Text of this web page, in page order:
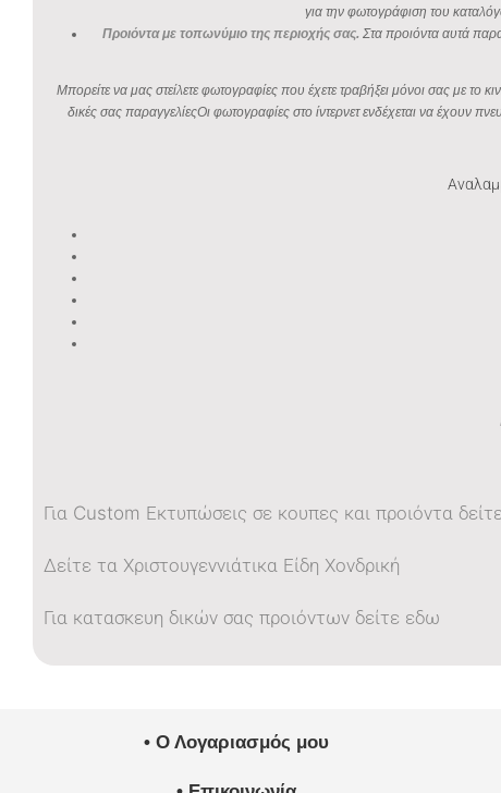
για την φωτογράφιση του
Προιόντα με τοπωνύμιο της περιοχής σας. Στα προιόντα αυτά
Μπορείτε να μας στείλετε φωτογραφίες που έχετε τραβήξει μόνοι σας με
δικές σας παραγγελίεςΟι φωτογραφίες στο ίντερνετ ενδέχεται να έχουν
Για Custom Εκτυπώσεις σε κουπες και προιόντα
Δείτε τα Χριστουγεννιάτικα Είδη Χονδρική
Για κατασκευη δικών σας προιόντων δείτε εδω
• Ο Λογαριασμός μου